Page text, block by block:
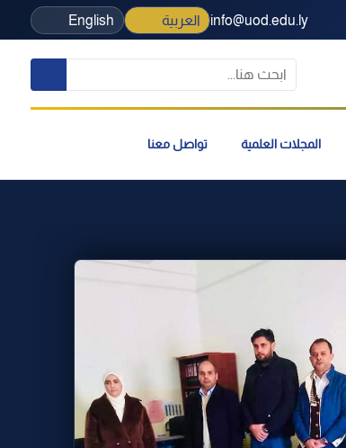
info@uod.edu.ly العربية English
المجلات العلمية تواصل معنا